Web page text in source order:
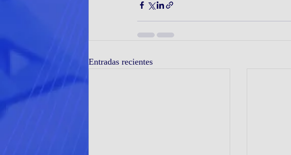
Entradas recientes